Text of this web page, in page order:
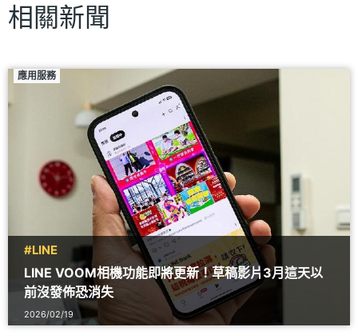
相關新聞
應用服務
#LINE
LINE VOOM相機功能即將更新！草稿影片3月這天以
前沒發佈恐消失
2026/02/19